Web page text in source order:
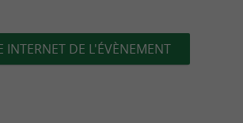
INTERNET DE L'ÉVÈNEMENT